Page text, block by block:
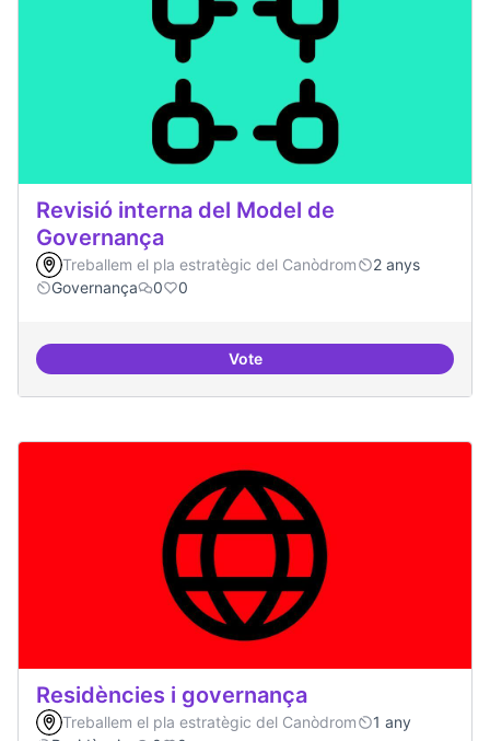
Revisió interna del Model de
Governança
Treballem el pla estratègic del Canòdrom
2 anys
Governança
0 0
VoteRevisió interna del Model de
Residències i governança
Treballem el pla estratègic del Canòdrom
1 any